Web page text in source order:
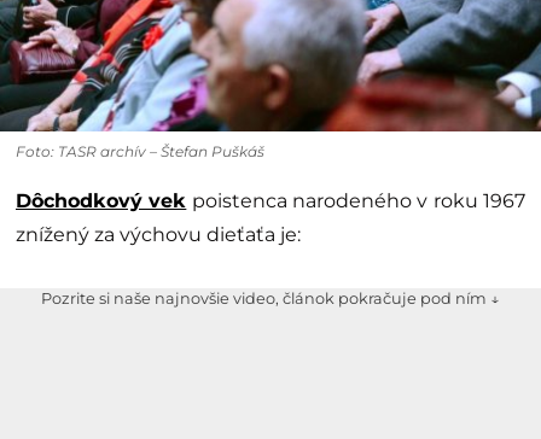
Foto: TASR archív – Štefan Puškáš
Dôchodkový vek poistenca narodeného v roku 1967
znížený za výchovu dieťaťa je:
Pozrite si naše najnovšie video, článok pokračuje pod ním ↓